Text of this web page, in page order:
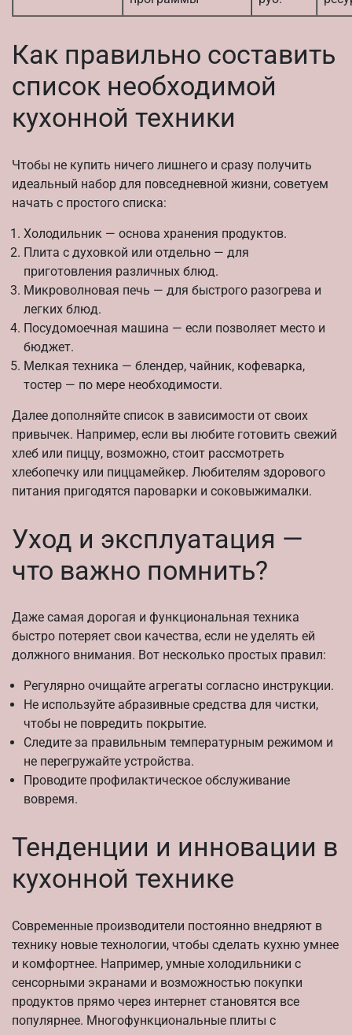
Как правильно составить
список необходимой
кухонной техники
Чтобы не купить ничего лишнего и сразу получить
идеальный набор для повседневной жизни, советуем
начать с простого списка:
Холодильник — основа хранения продуктов.
Плита с духовкой или отдельно — для
приготовления различных блюд.
Микроволновая печь — для быстрого разогрева и
легких блюд.
Посудомоечная машина — если позволяет место и
бюджет.
Мелкая техника — блендер, чайник, кофеварка,
тостер — по мере необходимости.
Далее дополняйте список в зависимости от своих
привычек. Например, если вы любите готовить свежий
хлеб или пиццу, возможно, стоит рассмотреть
хлебопечку или пиццамейкер. Любителям здорового
питания пригодятся пароварки и соковыжималки.
Уход и эксплуатация —
что важно помнить?
Даже самая дорогая и функциональная техника
быстро потеряет свои качества, если не уделять ей
должного внимания. Вот несколько простых правил:
Регулярно очищайте агрегаты согласно инструкции.
Не используйте абразивные средства для чистки,
чтобы не повредить покрытие.
Следите за правильным температурным режимом и
не перегружайте устройства.
Проводите профилактическое обслуживание
вовремя.
Тенденции и инновации в
кухонной технике
Современные производители постоянно внедряют в
технику новые технологии, чтобы сделать кухню умнее
и комфортнее. Например, умные холодильники с
сенсорными экранами и возможностью покупки
продуктов прямо через интернет становятся все
популярнее. Многофункциональные плиты с